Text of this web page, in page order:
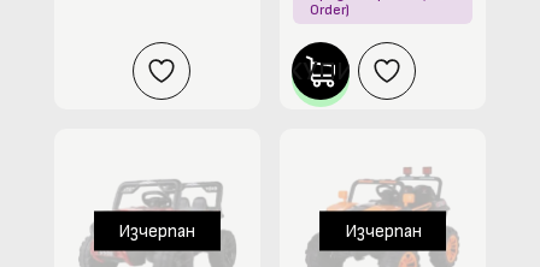
Order)
КУПИ
Изчерпан Изчерпан